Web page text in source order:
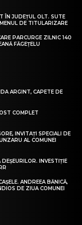
ÎN JUDEȚUL OLT. SUTE
DE TITULARIZARE
PARCURGE ZILNIC 140
FĂGEȚELU
ARGINT, CAPETE DE
COMPLET
INVITAȚI SPECIALI DE
AL COMUNEI
INVESTIȚIE
ANDREEA BĂNICĂ,
DE ZIUA COMUNEI